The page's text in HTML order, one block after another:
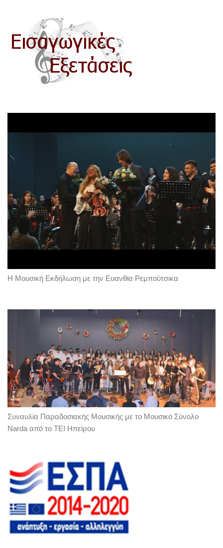
Η Μουσική Εκδήλωση με την Ευανθία Ρεμπούτσικα
Συναυλία Παραδοσιακής Μουσικής με το Μουσικό Σύνολο
Narda από το ΤΕΙ Ηπείρου